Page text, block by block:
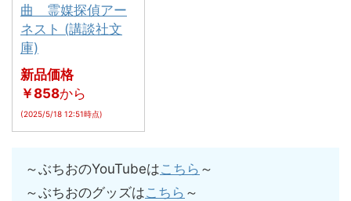
曲 霊媒探偵アー
ネスト (講談社文
庫)
新品価格
￥858から
(2025/5/18 12:51時点)
～ぶちおのYouTubeはこちら ～
～ぶちおのグッズはこちら ～